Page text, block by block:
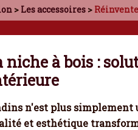
> Les accessoires >
niche à bois :
n'est plus simplement
et esthétique